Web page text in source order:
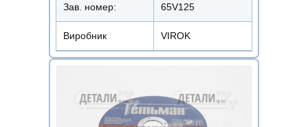
Зав. номер: 65V125
Виробник VIROK